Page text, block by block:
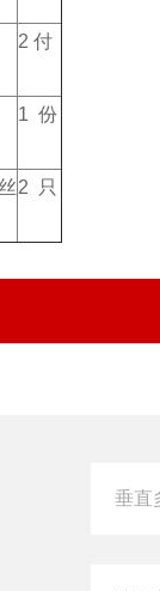
2 付
1 份
2 只